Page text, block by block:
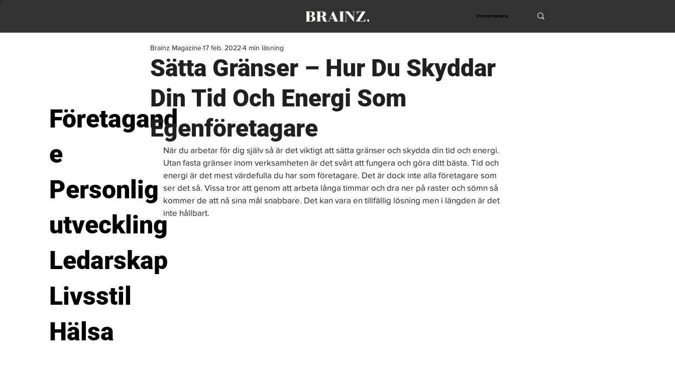
Prenumerera
Företagand
e
Personlig
utveckling
Ledarskap
Livsstil
Hälsa
Sätta Gränser – Hur Du Skyddar
Din Tid Och Energi Som
Egenföretagare
Brainz Magazine 17 feb. 2022 4 min läsning
När du arbetar för dig själv så är det viktigt att sätta gränser och skydda din tid och energi.
Utan fasta gränser inom verksamheten är det svårt att fungera och göra ditt bästa. Tid och
energi är det mest värdefulla du har som företagare. Det är dock inte alla företagare som
ser det så. Vissa tror att genom att arbeta långa timmar och dra ner på raster och sömn så
kommer de att nå sina mål snabbare. Det kan vara en tillfällig lösning men i längden är det
inte hållbart.